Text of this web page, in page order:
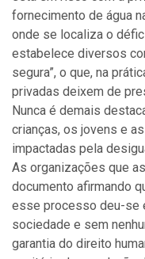
fornecimento de água
onde se localiza o
estabelece diversos
segura”, o que, na
privadas deixem de
Nunca é demais
crianças, os jovens e
impactadas pela
As organizações que
documento afirmando
esse processo deu-se
sociedade e sem
garantia do direito